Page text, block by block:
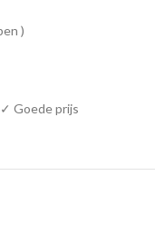
)
Goede prijs